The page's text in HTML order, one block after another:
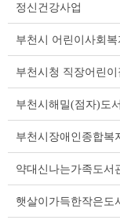
인
무
탁
스
트
테
정신건강사업
부천시 어린이사회
부천시청 직장어린이
부천시해밀(점자)도
부천시장애인종합복
약대신나는가족도서
햇살이가득한작은도